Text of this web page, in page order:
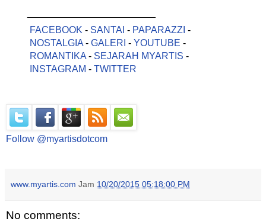
FACEBOOK - SANTAI - PAPARAZZI -
NOSTALGIA- GALERI - YOUTUBE -
ROMANTIKA- SEJARAH MYARTIS -
INSTAGRAM - TWITTER
Follow @myartisdotcom
www.myartis.com Jam 10/20/2015 05:18:00 PM
No comments: